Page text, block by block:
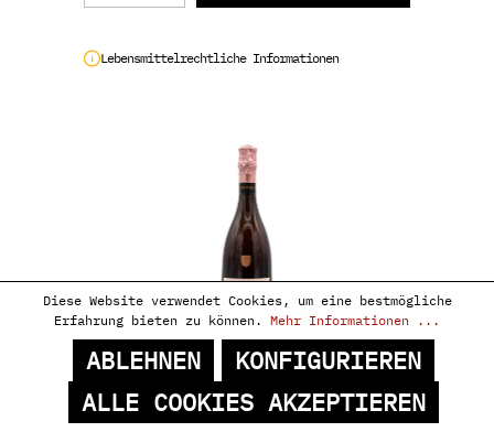
Lebensmittelrechtliche Informationen
PHILIPPONNAT, CHAMPAGNE
Diese Website verwendet Cookies, um eine bestmögliche
Erfahrung bieten zu können. Mehr Informationen ...
ABLEHNEN
KONFIGURIEREN
ALLE COOKIES AKZEPTIEREN